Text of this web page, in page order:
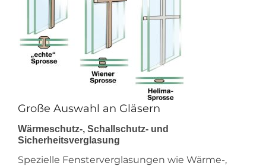
Große Auswahl an Gläsern
Wärmeschutz-, Schallschutz- und
Sicherheitsverglasung
Spezielle Fensterverglasungen wie Wärme-,